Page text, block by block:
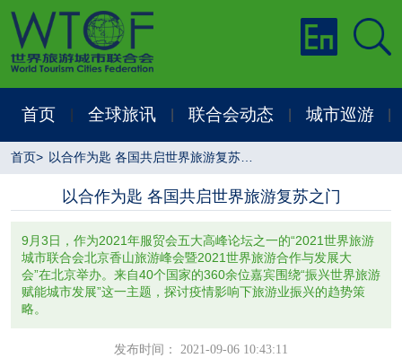
首页 全球旅讯 联合会动态 城市巡游
首页> 以合作为匙 各国共启世界旅游复苏之门
以合作为匙 各国共启世界旅游复苏之门
9月3日，作为2021年服贸会五大高峰论坛之一的“2021世界旅游
城市联合会北京香山旅游峰会暨2021世界旅游合作与发展大
会”在北京举办。来自40个国家的360余位嘉宾围绕“振兴世界旅游
赋能城市发展”这一主题，探讨疫情影响下旅游业振兴的趋势策
略。
发布时间： 2021-09-06 10:43:11